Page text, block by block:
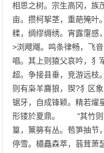
相思之树。宗生高冈，族
亩。攒柯挐茎，重葩殗叶
糅，绸缪缛绣。宵露霮感
>浏飕飗。鸣条律畅，飞
唱。其上则猿父哀吟，犭
超。争接县垂，竞游远枝
则有枭羊麡狼，猰?犭区
锯牙，自成锋颖。精若燿
形镂於夏鼎。 “其竹则
篁，篻簩有丛。苞笋抽节
停雪。橚矗森萃，蓊茸萧